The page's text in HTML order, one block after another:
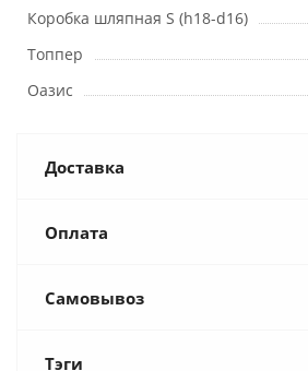
Коробка шляпная S (h18-d16)
Топпер
Оазис
Доставка
Оплата
Самовывоз
Тэги